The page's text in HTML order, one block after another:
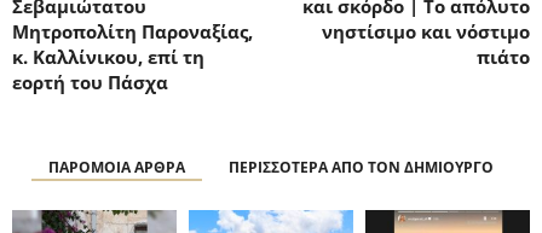
Σεβαμιώτατου
Μητροπολίτη Παροναξίας,
κ. Καλλίνικου, επί τη
εορτή του Πάσχα
και σκόρδο | Το απόλυτο
νηστίσιμο και νόστιμο
πιάτο
ΠΑΡΟΜΟΙΑ ΑΡΘΡΑ ΠΕΡΙΣΣΟΤΕΡΑ ΑΠΟ ΤΟΝ ΔΗΜΙΟΥΡΓΟ